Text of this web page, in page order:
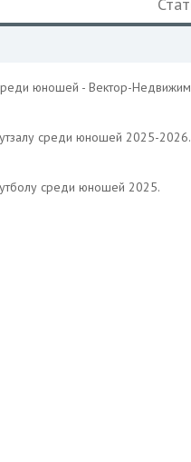
юношей - Вектор-
среди юношей 2025-2026.
среди юношей 2025.